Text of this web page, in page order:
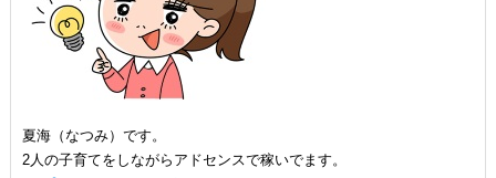
夏海（なつみ）です。
2人の子育てをしながらアドセンスで稼いでます。